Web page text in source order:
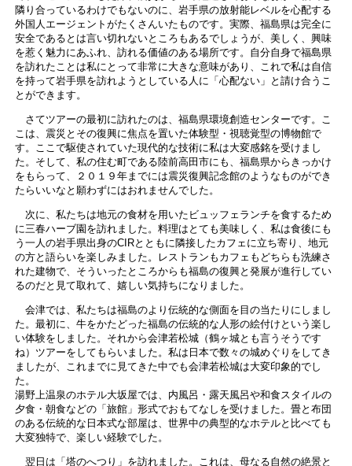
隣り合っているわけでもないのに、岩手県の放射能レベルを心配する
外国人エージェントがたくさんいたものです。実際、福島県は完全に
安全であるとは言い切れないところもあるでしょうが、美しく、興味
を惹く魅力にあふれ、訪れる価値のある場所です。自分自身で福島県
を訪れたことは私にとって非常に大きな意味があり、これで私は自信
を持って岩手県を訪れようとしている人に「心配ない」と請け合うこ
とができます。
さてツアーの最初に訪れたのは、福島県環境創造センターです。こ
こは、震災とその復興に焦点を置いた体験型・視聴覚型の博物館で
す。ここで駆使されていた現代的な技術に私は大変感銘を受けまし
た。そして、私の住む町である陸前高田市にも、福島県からきっかけ
をもらって、２０１９年までには震災復興記念館のようなものができ
たらいいなと願わずにはおれませんでした。
次に、私たちは地元の食材を用いたビュッフェランチを食するため
に三春ハーブ園を訪れました。料理はとても美味しく、私は食後にも
う一人の岩手県出身のCIRとともに隣接したカフェに立ち寄り、地元
の方と語らいを楽しみました。レストランもカフェもどちらも洗練さ
れた建物で、そういったところからも福島の復興と発展が進行してい
るのだと見て取れて、嬉しい気持ちになりました。
会津では、私たちは福島のより伝統的な側面を目の当たりにしまし
た。最初に、牛をかたどった福島の伝統的な人形の絵付けという楽し
い体験をしました。それから会津若松城（鶴ヶ城とも言うそうです
ね）ツアーをしてもらいました。私は日本で数々の城めぐりをしてき
ましたが、これまでに見てきた中でも会津若松城は大変印象的でし
た。
湯野上温泉のホテル大坂屋では、内風呂・露天風呂や和食スタイルの
夕食・朝食などの「旅館」形式でおもてなしを受けました。畳と布団
のある伝統的な日本式な部屋は、世界中の典型的なホテルと比べても
大変独特で、楽しい経験でした。
翌日は「塔のへつり」を訪れました。これは、母なる自然の絶景と